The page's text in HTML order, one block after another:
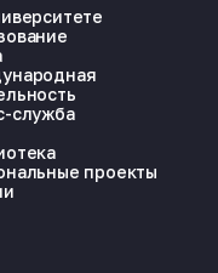
служба
проекты